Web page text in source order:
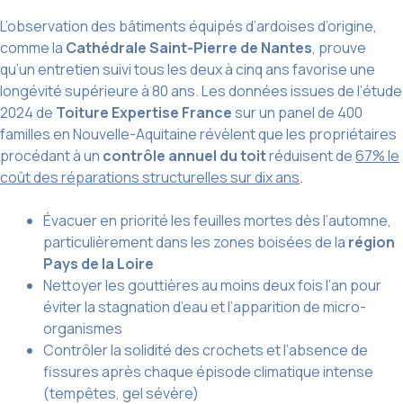
L’observation des bâtiments équipés d’ardoises d’origine,
comme la Cathédrale Saint-Pierre de Nantes, prouve
qu’un entretien suivi tous les deux à cinq ans favorise une
longévité supérieure à 80 ans. Les données issues de l’étude
2024 de Toiture Expertise Francesur un panel de 400
familles en Nouvelle-Aquitaine révèlent que les propriétaires
procédant à un contrôle annuel du toitréduisent de67% le
coût des réparations structurelles sur dix ans.
Évacuer en priorité les feuilles mortes dès l’automne,
particulièrement dans les zones boisées de la région
Pays de la Loire
Nettoyer les gouttières au moins deux fois l’an pour
éviter la stagnation d’eau et l’apparition de micro-
organismes
Contrôler la solidité des crochets et l’absence de
fissures après chaque épisode climatique intense
(tempêtes, gel sévère)